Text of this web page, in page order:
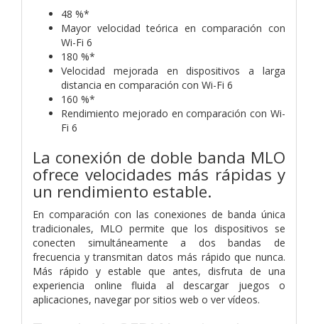
48 %*
Mayor velocidad teórica en comparación con
Wi-Fi 6
180 %*
Velocidad mejorada en dispositivos a larga
distancia en comparación con Wi-Fi 6
160 %*
Rendimiento mejorado en comparación con Wi-
Fi 6
La conexión de doble banda MLO
ofrece velocidades más rápidas y
un rendimiento estable.
En comparación con las conexiones de banda única
tradicionales, MLO permite que los dispositivos se
conecten simultáneamente a dos bandas de
frecuencia y transmitan datos más rápido que nunca.
Más rápido y estable que antes, disfruta de una
experiencia online fluida al descargar juegos o
aplicaciones, navegar por sitios web o ver vídeos.